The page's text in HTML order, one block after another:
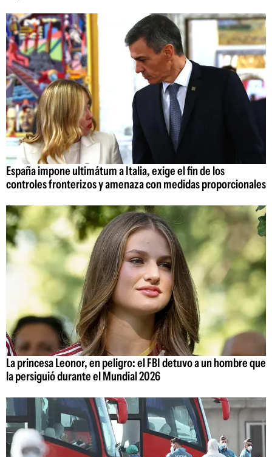
España impone ultimátum a Italia, exige el fin de los
controles fronterizos y amenaza con medidas proporcionales
La princesa Leonor, en peligro: el FBI detuvo a un hombre que
la persiguió durante el Mundial 2026